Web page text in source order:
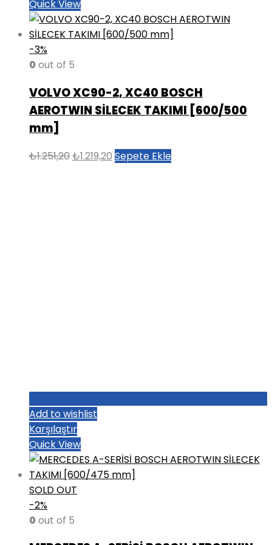
Quick View
-3%
0 out of 5
VOLVO XC90-2, XC40 BOSCH
AEROTWIN SİLECEK TAKIMI [600/500
mm]
₺1.251,20Orijinal
₺1.219,20 Şu
Sepete Ekle
Add to wishlist
Karşılaştır
Quick View
SOLD OUT
-2%
0 out of 5